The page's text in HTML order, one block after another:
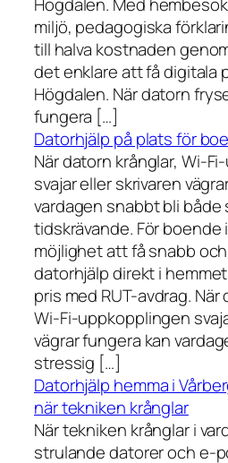
Högdalen. Med
miljö, pedagogiska
till halva kostnaden
det enklare att få digitala
Högdalen. När datorn
fungera […]
Datorhjälp på plats för
När datorn krånglar, Wi-
svajar eller skrivaren
vardagen snabbt bli
tidskrävande. För boende
möjlighet att få snabb
datorhjälp direkt i
pris med RUT-avdrag. När
Wi-Fi-uppkopplingen
vägrar fungera kan
stressig […]
Datorhjälp hemma i
när tekniken krånglar
När tekniken krånglar i
strulande datorer och e-